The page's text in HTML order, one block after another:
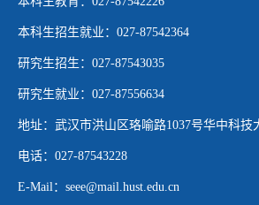
本科生招生就业：027-87542364
研究生招生：027-87543035
研究生就业：027-87556634
地址：武汉市洪山区珞喻路1037号华中科技
电话：027-87543228
E-Mail：seee@mail.hust.edu.cn